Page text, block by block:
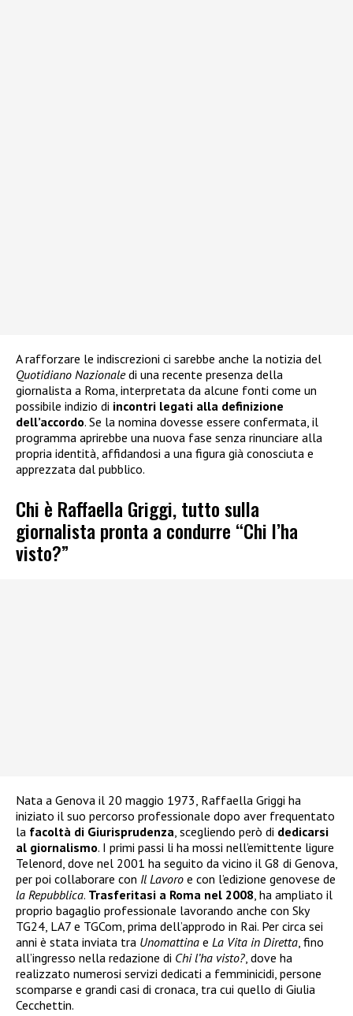
A rafforzare le indiscrezioni ci sarebbe anche la notizia del
Quotidiano Nazionaledi una recente presenza della
giornalista a Roma, interpretata da alcune fonti come un
possibile indizio di incontri legati alla definizione
dell’accordo. Se la nomina dovesse essere confermata, il
programma aprirebbe una nuova fase senza rinunciare alla
propria identità, affidandosi a una figura già conosciuta e
apprezzata dal pubblico.
Chi è Raffaella Griggi, tutto sulla
giornalista pronta a condurre “Chi l’ha
visto?”
Nata a Genova il 20 maggio 1973, Raffaella Griggi ha
iniziato il suo percorso professionale dopo aver frequentato
la facoltà di Giurisprudenza , scegliendo però di dedicarsi
al giornalismo. I primi passi li ha mossi nell’emittente ligure
Telenord, dove nel 2001 ha seguito da vicino il G8 di Genova,
per poi collaborare con Il Lavoro e con l’edizione genovese de
la Repubblica. Trasferitasi a Roma nel 2008 , ha ampliato il
proprio bagaglio professionale lavorando anche con Sky
TG24, LA7 e TGCom, prima dell’approdo in Rai. Per circa sei
anni è stata inviata tra Unomattina e La Vita in Diretta , fino
all’ingresso nella redazione di Chi l’ha visto? , dove ha
realizzato numerosi servizi dedicati a femminicidi, persone
scomparse e grandi casi di cronaca, tra cui quello di Giulia
Cecchettin.